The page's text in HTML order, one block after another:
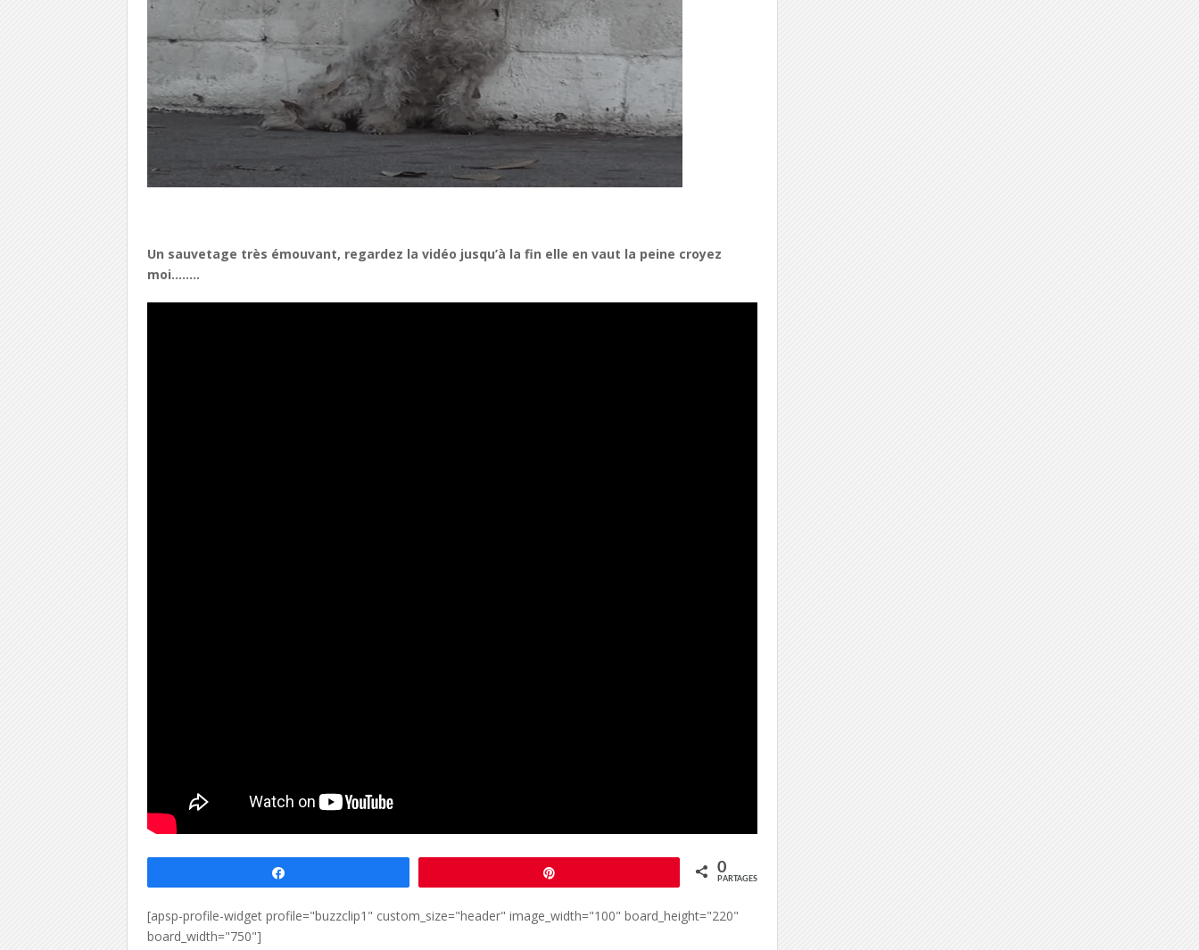
Un sauvetage très émouvant, regardez la vidéo jusqu’à la fin elle en vaut la peine croyez
moi……..
0
PARTAGES
[apsp-profile-widget profile="buzzclip1" custom_size="header" image_width="100" board_height="220"
board_width="750"]